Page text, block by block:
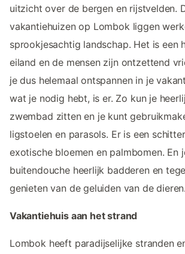
uitzicht over de bergen en rijstvelden.
vakantiehuizen op Lombok liggen
sprookjesachtig landschap. Het is een
eiland en de mensen zijn ontzettend
je dus helemaal ontspannen in je
wat je nodig hebt, is er. Zo kun je
zwembad zitten en je kunt
ligstoelen en parasols. Er is een
exotische bloemen en palmbomen. En
buitendouche heerlijk badderen en
genieten van de geluiden van de dieren.
Vakantiehuis aan het strand
Lombok heeft paradijselijke stranden